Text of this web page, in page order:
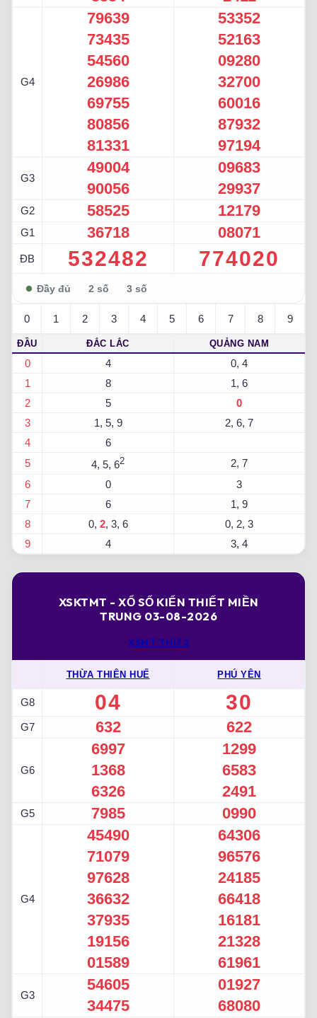
G4
79639
73435
54560
26986
69755
80856
81331
53352
52163
09280
32700
60016
87932
97194
G3
49004
90056
09683
29937
G2 58525 12179
G1 36718 08071
ĐB 532482 774020
0 1 2 3 4 5 6 7 8 9
ĐẦU ĐẮC LẮC QUẢNG NAM
0 4
0, 4
1
8
1, 6
2
5
0
3
1, 5, 9
2, 6, 7
4
6
5
4, 5, 62
2, 7
6
0
3
7
6
1, 9
8
0, 2, 3, 6
0, 2, 3
9
4 3, 4
XSKTMT - XỔ SỐ KIẾN THIẾT MIỀN
TRUNG 03-08-2026
XSMT THỨ 2
THỪA THIÊN HUẾ PHÚ YÊN
G8 04 30
G7 632 622
G6
6997
1368
6326
1299
6583
2491
G5 7985 0990
G4
45490
71079
97628
36632
37935
19156
01589
64306
96576
24185
66418
16181
21328
61961
G3
54605
34475
01927
68080